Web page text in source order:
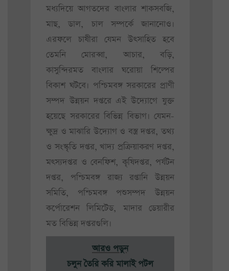
মধ্যদিয়ে আগতদের বাংলার শাকসবজি,
মাছ, ডাল, চাল সম্পর্কে জানানোও।
এরফলে চাষীরা যেমন উৎসাহিত হবে
তেমনি মোরব্বা, আচার, বড়ি,
কাসুন্দিরমত বাংলার ঘরোয়া শিল্পের
বিকাশ ঘটবে। পশ্চিমবঙ্গ সরকারের প্রাণী
সম্পদ উন্নয়ন দপ্তরে এই উদ্যোগে যুক্ত
হয়েছে সরকারের বিভিন্ন বিভাগ। যেমন-
ক্ষুদ্র ও মাঝারি উদ্যোগ ও বস্ত্র দপ্তর, তথ্য
ও সংস্কৃতি দপ্তর, খাদ্য প্রক্রিয়াকরণ দপ্তর,
মৎস্যদপ্তর ও বেনফিশ, কৃষিদপ্তর, পর্যটন
দপ্তর, পশ্চিমবঙ্গ রাজ্য রপ্তানি উন্নয়ন
সমিতি, পশ্চিমবঙ্গ পশুসম্পদ উন্নয়ন
কর্পোরেশন লিমিটেড, মাদার ডেয়ারীর
মত বিভিন্ন দপ্তরগুলি।
আরও পড়ুন
চলুন তৈরি করি মালাই পটল